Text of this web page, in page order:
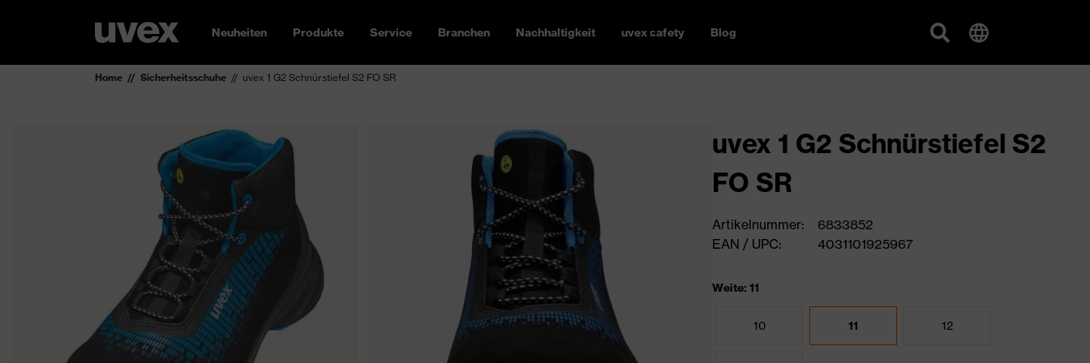
Neuheiten Produkte Service Branchen Nachhaltigkeit uvex safety Blog
Home Sicherheitsschuhe uvex 1 G2 Schnürstiefel S2 FO SR
uvex 1 G2 Schnürstiefel S2
FO SR
Artikelnummer:
6833852
EAN / UPC:
4031101925967
Weite: 11
10 11 12